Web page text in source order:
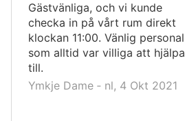
Gästvänliga, och vi kunde
checka in på vårt rum direkt
klockan 11:00. Vänlig personal
som alltid var villiga att hjälpa
till.
Ymkje Dame ‐ nl, 4 Okt 2021